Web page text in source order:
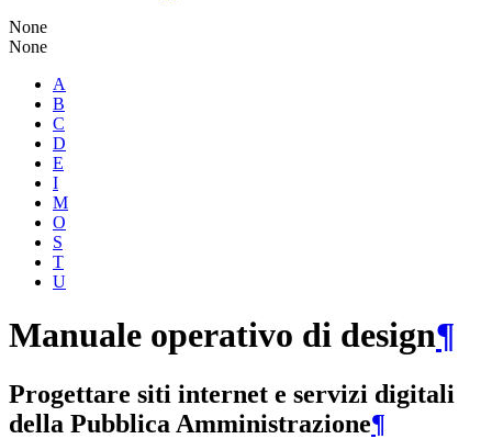
None
None
A
B
C
D
E
I
M
O
S
T
U
Manuale operativo di design¶
Progettare siti internet e servizi digitali
della Pubblica Amministrazione¶